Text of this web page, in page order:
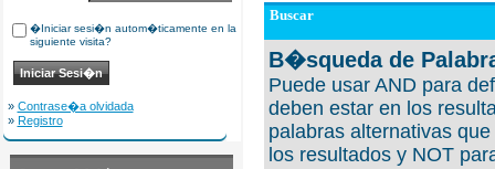
�Iniciar sesi�n autom�ticamente en la
siguiente visita?
» Contrase�a olvidada
» Registro
Buscar
B�squeda de
Puede usar AND para
deben estar en los
palabras alternativas
los resultados y NOT